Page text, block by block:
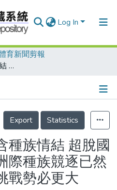
Log In
育新聞剪報
金牌爭奪戰 隱含種族情結 超脫國與國界限 更大洲際種族競逐已然來到 東方民族挑戰勢必更大
Details
Export
Statistics
種族情結 超脫國
際種族競逐已然
戰勢必更大